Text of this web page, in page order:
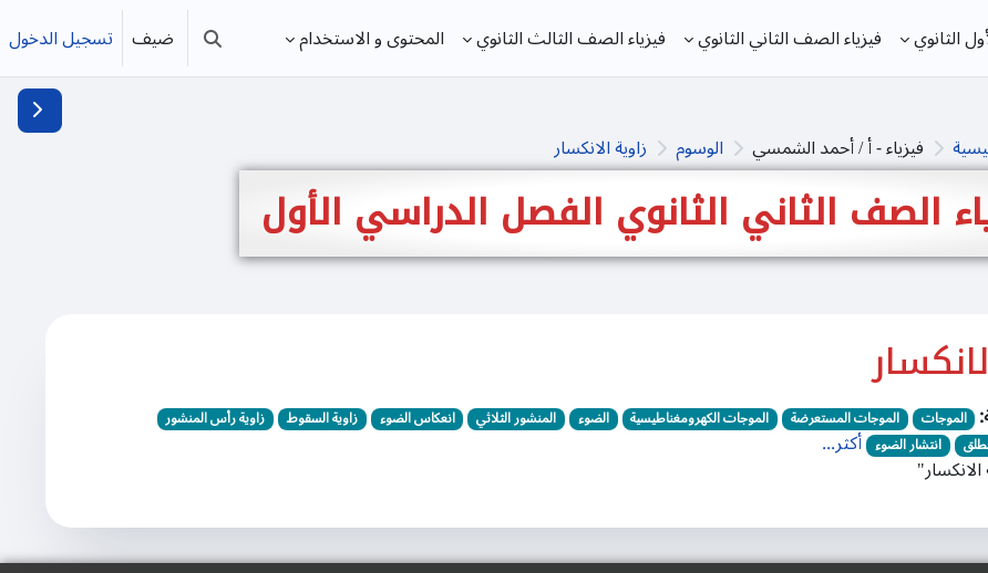
الثانوي فيزياء الصف الثاني الثانوي فيزياء الصف الثالث الثانوي المحتوى و الاستخدام تبديل إدخال البحث
ضيف تسجيل الدخول
فيزياء - أ / أحمد الشمسي الوسوم زاوية الانكسار
الصف الثاني الثانوي الفصل الدراسي الأول
فتح
الموجات الموجات المستعرضة الموجات الكهرومغناطيسية الضوء المنشور الثلاثي انعكاس الضوء زاوية السقوط
زاوية رأس المنشور
انتشار الضوء أكثر...
الانكسار"